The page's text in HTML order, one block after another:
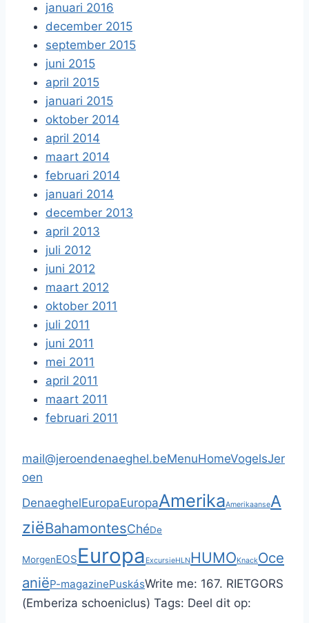
januari 2016
december 2015
september 2015
juni 2015
april 2015
januari 2015
oktober 2014
april 2014
maart 2014
februari 2014
januari 2014
december 2013
april 2013
juli 2012
juni 2012
maart 2012
oktober 2011
juli 2011
juni 2011
mei 2011
april 2011
maart 2011
februari 2011
mail@jeroendenaeghel.beMenuHomeVogelsJer
oen
DenaeghelEuropaEuropaAmerikaAmerikaanseA
ziëBahamontesChéDe
MorgenEOSEuropa ExcursieHLNHUMOKnackOce
aniëP-magazinePuskásWrite me: 167. RIETGORS
(Emberiza schoeniclus) Tags: Deel dit op: